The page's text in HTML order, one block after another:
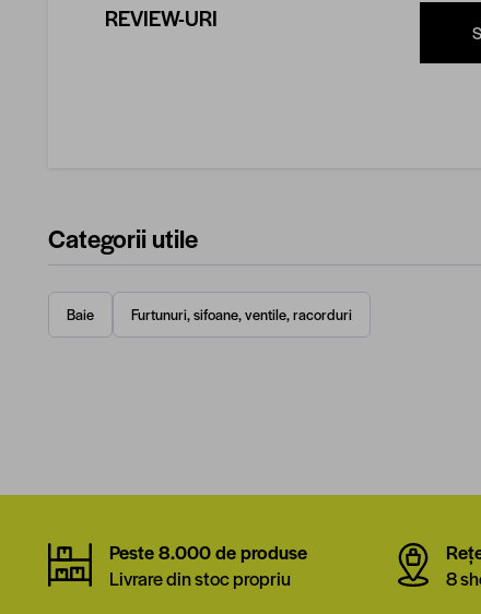
REVIEW-URI
Categorii utile
Baie Furtunuri, sifoane, ventile, racorduri
Peste 8.000 de produse
Livrare din stoc propriu
8